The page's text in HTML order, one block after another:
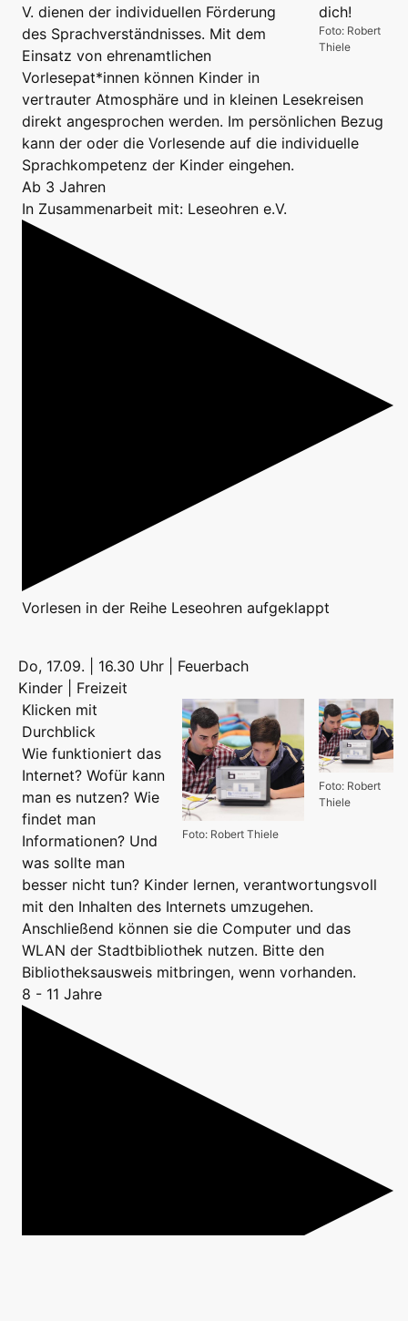
Foto: Robert
Thiele
V. dienen der individuellen Förderung
des Sprachverständnisses. Mit dem
Einsatz von ehrenamtlichen
Vorlesepat*innen können Kinder in
vertrauter Atmosphäre und in kleinen Lesekreisen
direkt angesprochen werden. Im persönlichen Bezug
kann der oder die Vorlesende auf die individuelle
Sprachkompetenz der Kinder eingehen.
Ab 3 Jahren
In Zusammenarbeit mit: Leseohren e.V.
Vorlesen in der Reihe Leseohren aufgeklappt
Do, 17.09. | 16.30 Uhr | Feuerbach
Kinder | Freizeit
Foto: Robert
Thiele
Foto: Robert Thiele
Klicken mit
Durchblick
Wie funktioniert das
Internet? Wofür kann
man es nutzen? Wie
findet man
Informationen? Und
was sollte man
besser nicht tun? Kinder lernen, verantwortungsvoll
mit den Inhalten des Internets umzugehen.
Anschließend können sie die Computer und das
WLAN der Stadtbibliothek nutzen. Bitte den
Bibliotheksausweis mitbringen, wenn vorhanden.
8 - 11 Jahre